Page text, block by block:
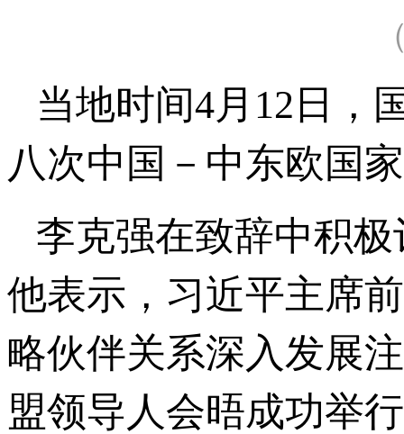
当地时间4月12日，
八次中国－中东欧国
李克强在致辞中积
他表示，习近平主席
略伙伴关系深入发展
盟领导人会晤成功举